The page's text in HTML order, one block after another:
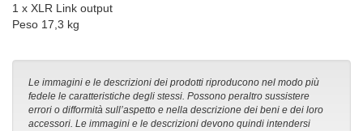
1 x XLR Link output
Peso 17,3 kg
Le immagini e le descrizioni dei prodotti riproducono nel modo più
fedele le caratteristiche degli stessi. Possono peraltro sussistere
errori o difformità sull’aspetto e nella descrizione dei beni e dei loro
accessori. Le immagini e le descrizioni devono quindi intendersi